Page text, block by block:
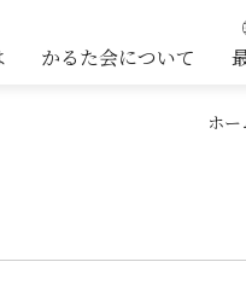
かるた会について
ホー